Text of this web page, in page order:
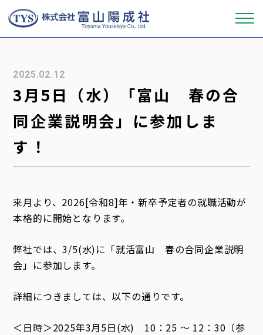
事業内容
製品ラインナップ
品質管理
採用情報
2025.02.12
3月5日（水）「富山 春の合
同企業説明会」に参加しま
す！
来月より、2026[令和8]年・新卒予定者の就職活動が
本格的に開始となります。
弊社では、3/5(水)に「就活富山 春の合同企業説明
会」に参加します。
詳細につきましては、以下の通りです。
＜日時＞2025年3月5日(水) 10：25 ～ 12：30（参